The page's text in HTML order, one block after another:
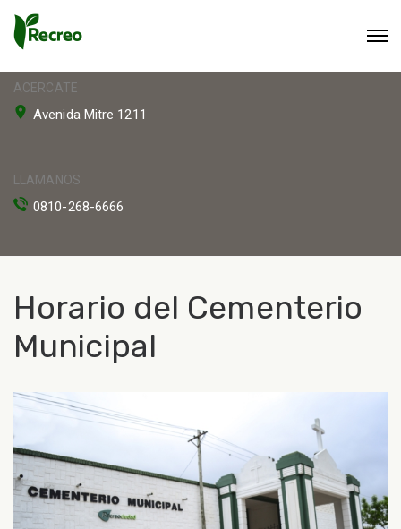
ACERCATE
Avenida Mitre 1211
LLAMANOS
0810-268-6666
Horario del Cementerio
Municipal